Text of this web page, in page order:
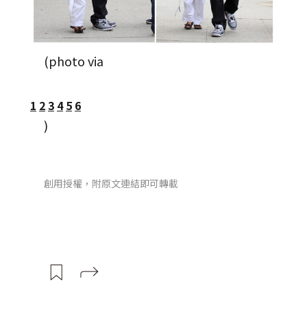
(photo via
1 23 4 5 6
)
創用授權，附原文連結即可轉載